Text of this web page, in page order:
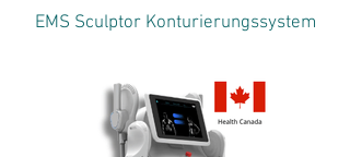
EMS Sculptor Konturierungssystem